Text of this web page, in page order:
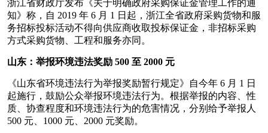
浙江省财政厅发布《关于明确政府采购保证金管理工作的通
知》称，自 2019 年 6 月 1 日起，浙江全省政府采购货物和服
务招标投标活动不得向供应商收取投标保证金，非招标采购
方式采购货物、工程和服务亦同。
山东：举报环境违法奖励 500 至 2000 元
《山东省环境违法行为举报奖励暂行规定》自今年 6 月 1 日
起施行，鼓励公众举报环境违法行为。根据举报的内容、性
质、协查程度和环境违法行为的危害情况，分别给予举报人
500 元、1000 元、2000 元奖励。